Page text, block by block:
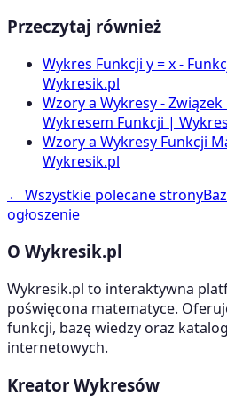
Przeczytaj również
Wykres Funkcji y = x -
Wykresik.pl
Wzory a Wykresy -
Wykresem Funkcji |
Wzory a Wykresy Funkcji
Wykresik.pl
← Wszystkie polecane strony
ogłoszenie
O Wykresik.pl
Wykresik.pl to interaktywna
poświęcona matematyce.
funkcji, bazę wiedzy oraz
internetowych.
Kreator Wykresów